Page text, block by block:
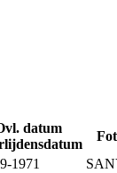
datum
1971